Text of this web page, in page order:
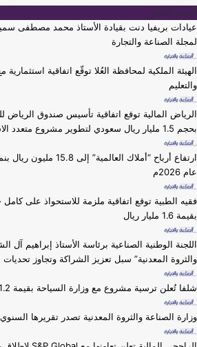
أحدث الأخبار
عيادات بريفيا دنت بقيادة الأستاذ محمد مصطفى
لمجلة الصناعة والتجارة
الهيئة الملكية لمحافظة العُلا توقّع اتفاقية استثمارية
والتعليم
الرياض المالية توقع اتفاقية تأسيس صندوق الرياض
بحجم 1.5 مليار ريال سعودي لتطوير مشروع متعدد الاستخدامات
عام 2026م
فقيه الطبية توقع اتفاقية ملزمة للاستحواذ على
بقيمة 1.6 مليار ريال
اللجنة الوطنية الصناعية برئاسة الأستاذ إبراهيم آل
والثروة المعدنية” سبل تعزيز الشراكة وتجاوز تحديات
شلفا تُعلن ترسية مشروع مع وزارة السياحة بقيمة 61.2 مليون ريال
وزارة ⁧الصناعة والثروة المعدنية⁩ تصدر تقريرها السنوي لعام 2025